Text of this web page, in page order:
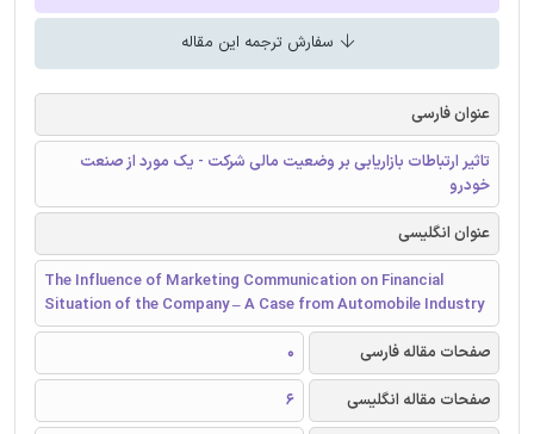
سفارش ترجمه این مقاله
عنوان فارسی
تاثیر ارتباطات بازاریابی بر وضعیت مالی شرکت - یک مورد از صنعت
خودرو
عنوان انگلیسی
The Influence of Marketing Communication on Financial
Situation of the Company – A Case from Automobile Industry
صفحات مقاله فارسی
0
صفحات مقاله انگلیسی
6